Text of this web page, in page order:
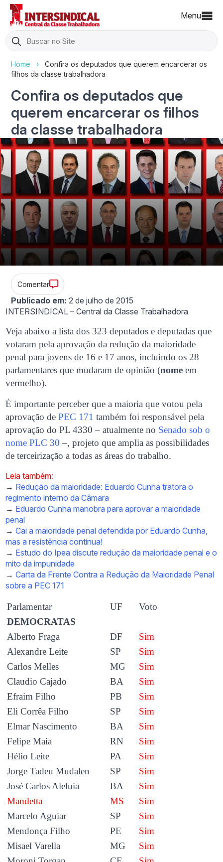
Menu
Search
for:
Home ›
Confira os deputados que querem encarcerar os
filhos da classe trabalhadora
Confira os deputados que
querem encarcerar os filhos
da classe trabalhadora
Comentar
Publicado em: 2 de julho de 2015
INTERSINDICAL – Central da Classe Trabalhadora
Veja abaixo a lista dos 323 deputados e deputadas que
votaram pela aprovação da redução da maioridade
penal para jovens de 16 e 17 anos, incluindo os 28
parlamentares que mudaram de opinião (nome em
vermelho).
É importante perceber que a maioria que votou pela
aprovação dePEC 171 também foi responsável pela
aprovação do PL 4330 – atualmente no Senado sob o
nome PLC 30 –, projeto que amplia as possibilidades
de terceirização a todas as áreas do trabalho.
Leia também:
→ Redução da maioridade: Eduardo Cunha tratora o
regimento interno da Câmara
→ Eduardo Cunha manobra para aprovar a maioridade
penal
→Cai a maioridade penal defendida por Eduardo Cunha,
mas a resistência continua!
→ Estudo do Ipea discute redução da maioridade penal e o
mito da impunidade
→Carta da Frente Contra a Redução da Maioridade Penal
sobre a PEC 171
Parlamentar UF
Voto
DEMOCRATAS
Alberto Fraga
DF
Sim
Alexandre Leite
SP
Sim
Carlos Melles
MG
Sim
Claudio Cajado
BA
Sim
Efraim Filho
PB
Sim
Eli Corrêa Filho
SP
Sim
Elmar Nascimento
BA
Sim
Felipe Maia
RN
Sim
Hélio Leite
PA
Sim
Jorge Tadeu Mudalen
SP
Sim
José Carlos Aleluia
BA
Sim
Mandetta
MS
Sim
Marcelo Aguiar
SP
Sim
Mendonça Filho
PE
Sim
Misael Varella
MG
Sim